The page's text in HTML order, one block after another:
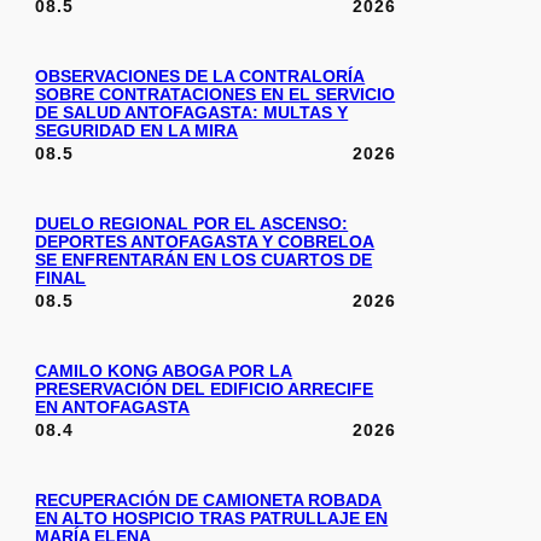
08.5 2026
OBSERVACIONES DE LA CONTRALORÍA
SOBRE CONTRATACIONES EN EL SERVICIO
DE SALUD ANTOFAGASTA: MULTAS Y
SEGURIDAD EN LA MIRA
08.5
2026
DUELO REGIONAL POR EL ASCENSO:
DEPORTES ANTOFAGASTA Y COBRELOA
SE ENFRENTARÁN EN LOS CUARTOS DE
FINAL
08.5
2026
CAMILO KONG ABOGA POR LA
PRESERVACIÓN DEL EDIFICIO ARRECIFE
EN ANTOFAGASTA
08.4
2026
RECUPERACIÓN DE CAMIONETA ROBADA
EN ALTO HOSPICIO TRAS PATRULLAJE EN
MARÍA ELENA